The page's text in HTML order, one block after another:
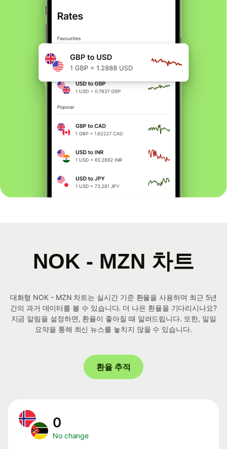
NOK - MZN 차트
대화형 NOK - MZN 차트는 실시간 기준 환율을 사용하며 최근 5년
간의 과거 데이터를 볼 수 있습니다. 더 나은 환율을 기다리시나요?
지금 알림을 설정하면, 환율이 좋아질 때 알려드립니다. 또한, 일일
요약을 통해 최신 뉴스를 놓치지 않을 수 있습니다.
환율 추적
0
No change